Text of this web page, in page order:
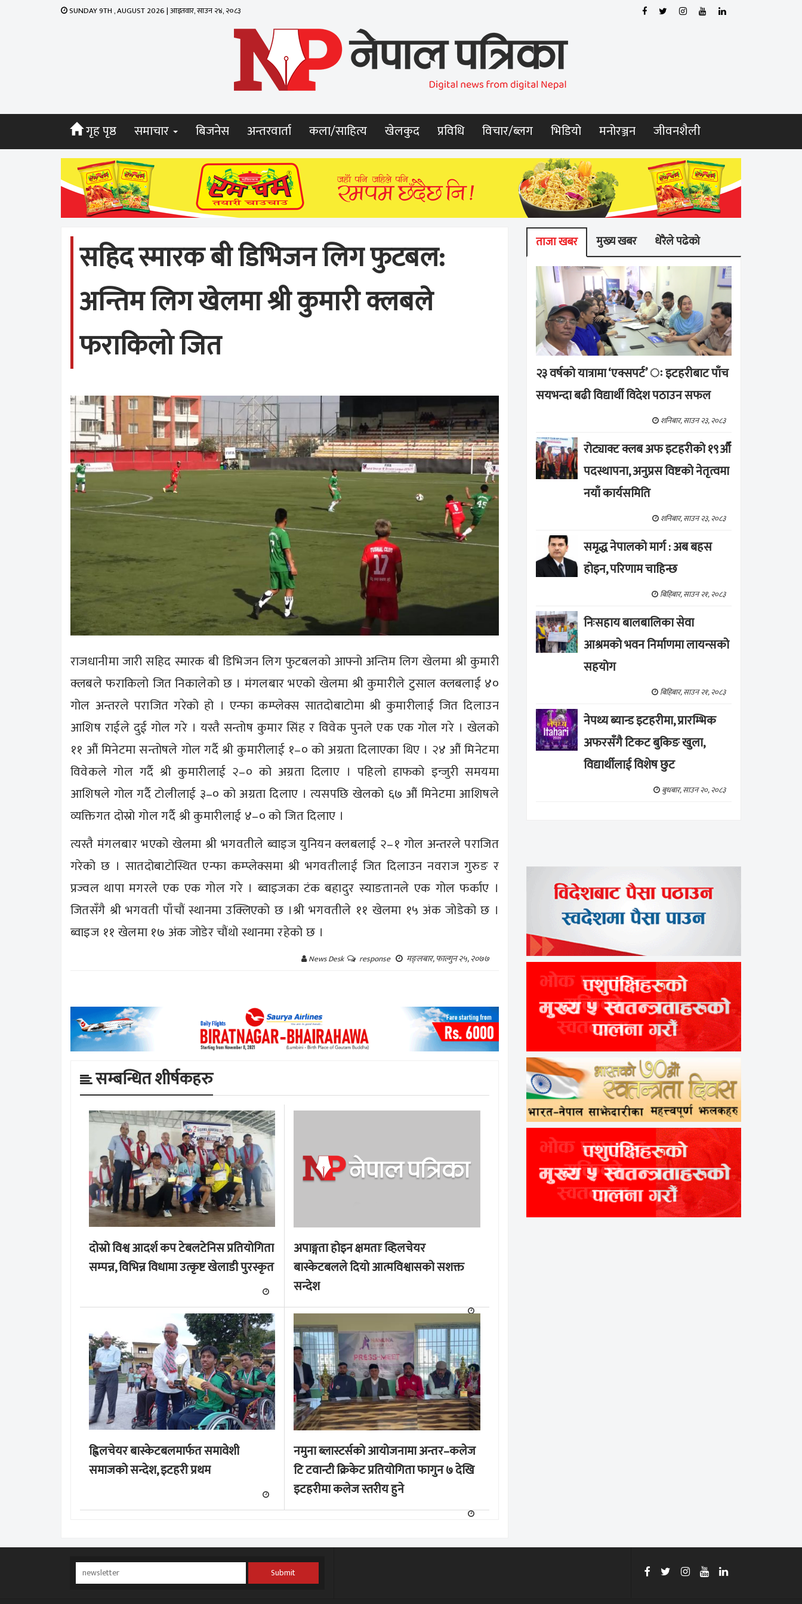
SUNDAY 9TH , AUGUST 2026 | आइतवार, साउन २४, २०८३
गृह पृष्ठ समाचार बिजनेस अन्तरवार्ता कला/साहित्य खेलकुद प्रविधि विचार/ब्लग भिडियो मनोरञ्जन जीवनशैली
सहिद स्मारक बी डिभिजन लिग फुटबल:
अन्तिम लिग खेलमा श्री कुमारी क्लबले
फराकिलो जित
राजधानीमा जारी सहिद स्मारक बी डिभिजन लिग फुटबलको आफ्नो अन्तिम लिग खेलमा श्री कुमारी
क्लबले फराकिलो जित निकालेको छ । मंगलबार भएको खेलमा श्री कुमारीले टुसाल क्लबलाई ४०
गोल अन्तरले पराजित गरेको हो । एन्फा कम्प्लेक्स सातदोबाटोमा श्री कुमारीलाई जित दिलाउन
आशिष राईले दुई गोल गरे । यस्तै सन्तोष कुमार सिंह र विवेक पुनले एक एक गोल गरे । खेलको
११ औं मिनेटमा सन्तोषले गोल गर्दै श्री कुमारीलाई १–० को अग्रता दिलाएका थिए । २४ औं मिनेटमा
विवेकले गोल गर्दै श्री कुमारीलाई २–० को अग्रता दिलाए । पहिलो हाफको इन्जुरी समयमा
आशिषले गोल गर्दै टोलीलाई ३–० को अग्रता दिलाए । त्यसपछि खेलको ६७ औं मिनेटमा आशिषले
व्यक्तिगत दोस्रो गोल गर्दै श्री कुमारीलाई ४–० को जित दिलाए ।
त्यस्तै मंगलबार भएको खेलमा श्री भगवतीले ब्वाइज युनियन क्लबलाई २–१ गोल अन्तरले पराजित
गरेको छ । सातदोबाटोस्थित एन्फा कम्प्लेक्समा श्री भगवतीलाई जित दिलाउन नवराज गुरुङ र
प्रज्वल थापा मगरले एक एक गोल गरे । ब्वाइजका टंक बहादुर स्याङतानले एक गोल फर्काए ।
जितसँगै श्री भगवती पाँचौं स्थानमा उक्लिएको छ ।श्री भगवतीले ११ खेलमा १५ अंक जोडेको छ ।
ब्वाइज ११ खेलमा १७ अंक जोडेर चौंथो स्थानमा रहेको छ ।
News Desk response मङ्लबार, फाल्गुन २५, २०७७
सम्बन्धित शीर्षकहरु
दोस्रो विश्व आदर्श कप टेबलटेनिस प्रतियोगिता
सम्पन्न, विभिन्न विधामा उत्कृष्ट खेलाडी पुरस्कृत
अपाङ्गता होइन क्षमताः व्हिलचेयर
बास्केटबलले दियो आत्मविश्वासको सशक्त
सन्देश
ह्विलचेयर बास्केटबलमार्फत समावेशी
समाजको सन्देश, इटहरी प्रथम
नमुना ब्लास्टर्सको आयोजनामा अन्तर–कलेज
टि टवान्टी क्रिकेट प्रतियोगिता फागुन ७ देखि
इटहरीमा कलेज स्तरीय हुने
ताजा खबर मुख्य खबर धेरैले पढेको
२३ वर्षको यात्रामा ‘एक्सपर्ट’ ः इटहरीबाट पाँच
सयभन्दा बढी विद्यार्थी विदेश पठाउन सफल
शनिबार, साउन २३, २०८३
रोट्याक्ट क्लब अफ इटहरीको १९औँ
पदस्थापना, अनुप्रस विष्टको नेतृत्वमा
नयाँ कार्यसमिति
शनिबार, साउन २३, २०८३
समृद्ध नेपालको मार्ग : अब बहस
होइन, परिणाम चाहिन्छ
बिहिबार, साउन २१, २०८३
निःसहाय बालबालिका सेवा
आश्रमको भवन निर्माणमा लायन्सको
सहयोग
बिहिबार, साउन २१, २०८३
नेपथ्य ब्यान्ड इटहरीमा, प्रारम्भिक
अफरसँगै टिकट बुकिङ खुला,
विद्यार्थीलाई विशेष छुट
बुधबार, साउन २०, २०८३
Submit